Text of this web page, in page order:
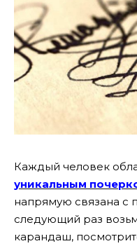
Каждый человек
уникальным
напрямую связана с
следующий раз
карандаш,